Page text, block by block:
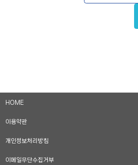
HOME
이용약관
개인정보처리방침
이메일무단수집거부